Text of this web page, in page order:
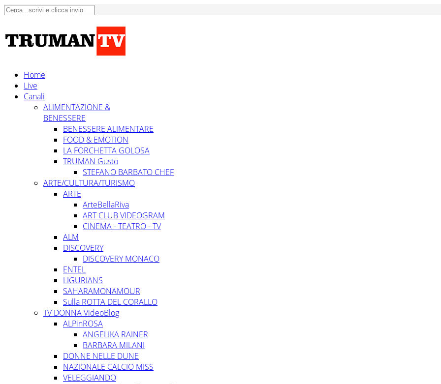
Home
Live
Canali
ALIMENTAZIONE &
BENESSERE
BENESSERE ALIMENTARE
FOOD & EMOTION
LA FORCHETTA GOLOSA
TRUMAN Gusto
STEFANO BARBATO CHEF
ARTE/CULTURA/TURISMO
ARTE
ArteBellaRiva
ART CLUB VIDEOGRAM
CINEMA - TEATRO - TV
ALM
DISCOVERY
DISCOVERY MONACO
ENTEL
LIGURIANS
SAHARAMONAMOUR
Sulla ROTTA DEL CORALLO
TV DONNA VideoBlog
ALPinROSA
ANGELIKA RAINER
BARBARA MILANI
DONNE NELLE DUNE
NAZIONALE CALCIO MISS
VELEGGIANDO